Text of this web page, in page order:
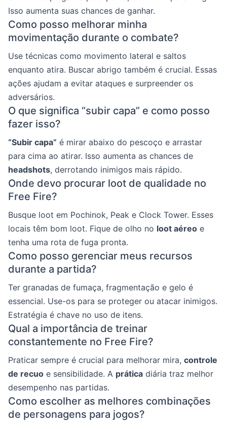
Isso aumenta suas chances de ganhar.
Como posso melhorar minha
movimentação durante o combate?
Use técnicas como movimento lateral e saltos
enquanto atira. Buscar abrigo também é crucial. Essas
ações ajudam a evitar ataques e surpreender os
adversários.
O que significa “subir capa” e como posso
fazer isso?
“Subir capa” é mirar abaixo do pescoço e arrastar
para cima ao atirar. Isso aumenta as chances de
headshots, derrotando inimigos mais rápido.
Onde devo procurar loot de qualidade no
Free Fire?
Busque loot em Pochinok, Peak e Clock Tower. Esses
locais têm bom loot. Fique de olho no loot aéreo e
tenha uma rota de fuga pronta.
Como posso gerenciar meus recursos
durante a partida?
Ter granadas de fumaça, fragmentação e gelo é
essencial. Use-os para se proteger ou atacar inimigos.
Estratégia é chave no uso de itens.
Qual a importância de treinar
constantemente no Free Fire?
Praticar sempre é crucial para melhorar mira, controle
de recuo e sensibilidade. A prática diária traz melhor
desempenho nas partidas.
Como escolher as melhores combinações
de personagens para jogos?